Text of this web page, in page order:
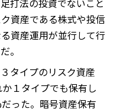
打法の投資でないこと
資産である株式や投信
資産運用が並行して行
。
タイプのリスク資産
か１タイプでも保有し
った。暗号資産保有